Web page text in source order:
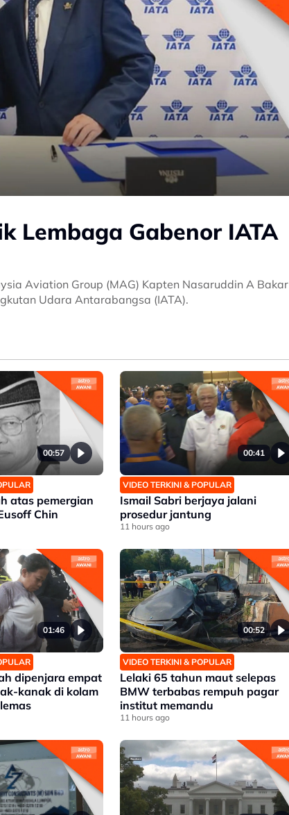
Lembaga Gabenor IATA
Aviation Group (MAG) Kapten Nasaruddin A Bakar
Udara Antarabangsa (IATA).
00:57
atas pemergian
Chin
00:41
VIDEO TERKINI & POPULAR
Ismail Sabri berjaya jalani
prosedur jantung
11 hours ago
01:46
dipenjara empat
kanak di kolam
00:52
VIDEO TERKINI & POPULAR
Lelaki 65 tahun maut selepas
BMW terbabas rempuh pagar
institut memandu
11 hours ago